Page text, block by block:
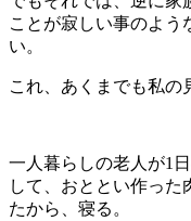
ことが寂しい事のよう
い。
これ、あくまでも私の
一人暮らしの老人が1
して、おととい作っ
たから、寝る。